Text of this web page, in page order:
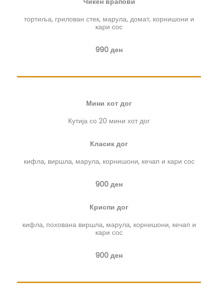
тортиља, грилован стек, марула, домат, корнишони и
кари сос
990 ден
Мини хот дог
Кутија со 20 мини хот дог
Класик дог
кифла, виршла, марула, корнишони, кечап и кари сос
900 ден
Криспи дог
кифла, похована виршла, марула, корнишони, кечап и
кари сос
900 ден